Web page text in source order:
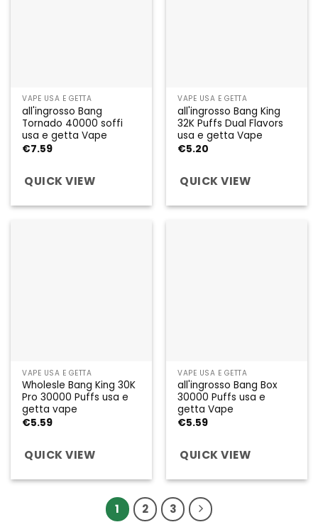
VAPE USA E GETTA
all'ingrosso Bang
Tornado 40000 soffi
usa e getta Vape
€7.59
QUICK VIEW
VAPE USA E GETTA
all'ingrosso Bang King
32K Puffs Dual Flavors
usa e getta Vape
€5.20
QUICK VIEW
VAPE USA E GETTA
Wholesle Bang King 30K
Pro 30000 Puffs usa e
getta vape
€5.59
QUICK VIEW
VAPE USA E GETTA
all'ingrosso Bang Box
30000 Puffs usa e
getta Vape
€5.59
QUICK VIEW
1 2 3